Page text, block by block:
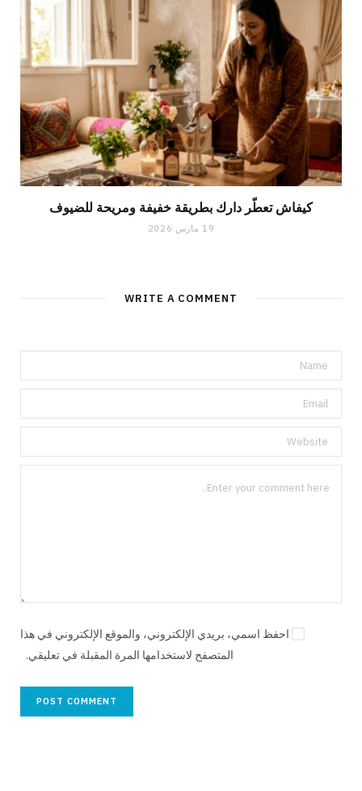
كيفاش تعطّر دارك بطريقة خفيفة ومريحة للضيوف
19 مارس 2026
WRITE A COMMENT
احفظ اسمي، بريدي الإلكتروني، والموقع الإلكتروني في هذا
المتصفح لاستخدامها المرة المقبلة في تعليقي.